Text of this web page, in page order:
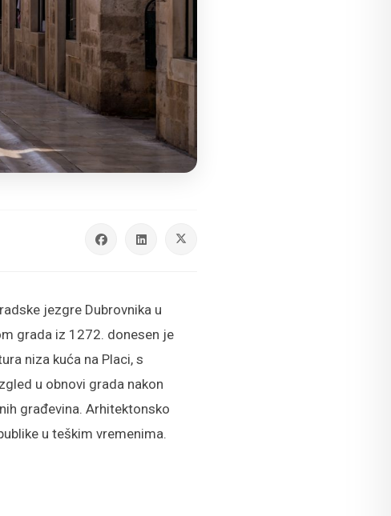
jezgre Dubrovnika u
grada iz 1272. donesen je
niza kuća na Placi, s
u obnovi grada nakon
građevina. Arhitektonsko
u teškim vremenima.